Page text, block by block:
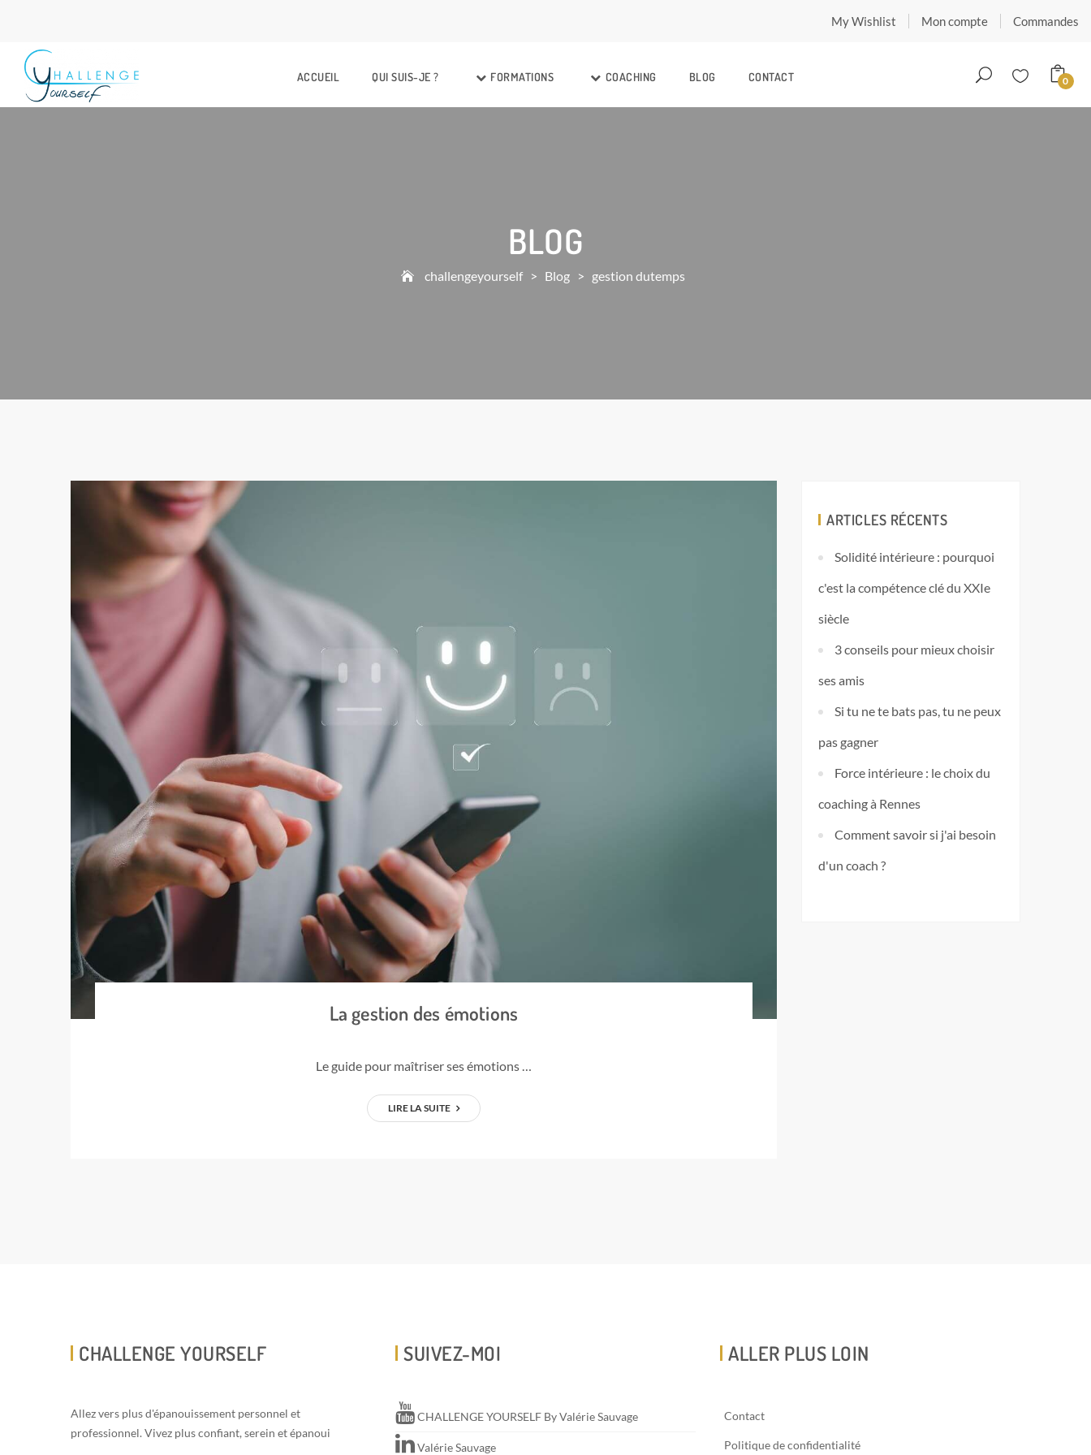
My Wishlist Mon compte Commandes
ACCUEIL QUI SUIS-JE ? FORMATIONS COACHING BLOG CONTACT 0
BLOG
challengeyourself > Blog > gestion dutemps
La gestion des émotions
Le guide pour maîtriser ses émotions …
LIRE LA SUITE
ARTICLES RÉCENTS
Solidité intérieure : pourquoi
c'est la compétence clé du XXIe
siècle
3 conseils pour mieux choisir
ses amis
Si tu ne te bats pas, tu ne peux
pas gagner
Force intérieure : le choix du
coaching à Rennes
Comment savoir si j'ai besoin
d'un coach ?
CHALLENGE YOURSELF
Allez vers plus d'épanouissement personnel et
professionnel. Vivez plus confiant, serein et épanoui
SUIVEZ-MOI
CHALLENGE YOURSELF By Valérie Sauvage
Valérie Sauvage
ALLER PLUS LOIN
Contact
Politique de confidentialité